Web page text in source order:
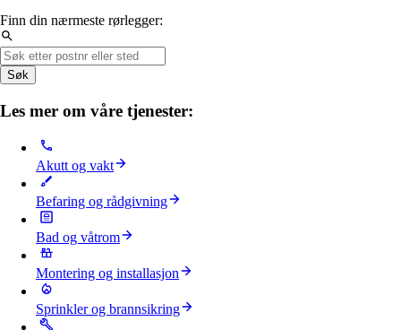
Finn din nærmeste rørlegger:
Søk
Les mer om våre tjenester:
Akutt og vakt
Befaring og rådgivning
Bad og våtrom
Montering og installasjon
Sprinkler og brannsikring